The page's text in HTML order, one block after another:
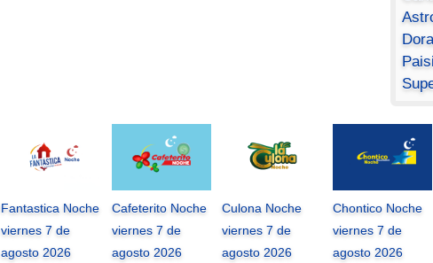
Fantastica Noche
viernes 7 de
agosto 2026
Cafeterito Noche
viernes 7 de
agosto 2026
Culona Noche
viernes 7 de
agosto 2026
Chontico Noche
viernes 7 de
agosto 2026